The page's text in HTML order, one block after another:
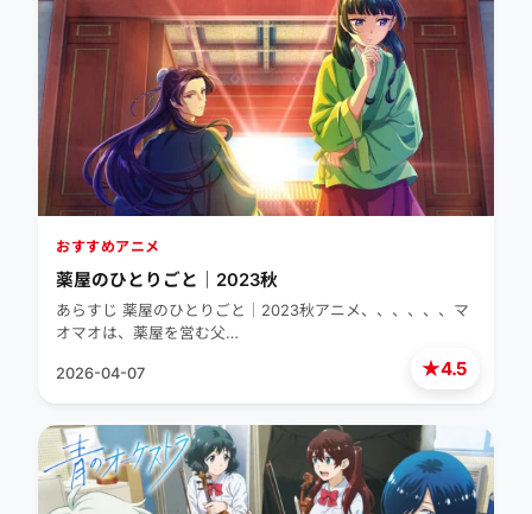
★4.5
おすすめアニメ
薬屋のひとりごと｜2023秋
あらすじ 薬屋のひとりごと｜2023秋アニメ、、、、、、マ
オマオは、薬屋を営む父…
2026-04-07